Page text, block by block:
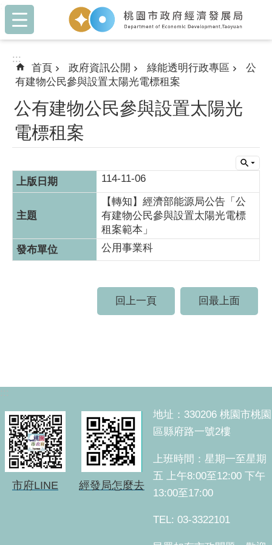
跳到主要內容區塊
:::
:::
首頁 政府資訊公開 綠能透明行政專區
公
有建物公民參與設置太陽光電標租案
公有建物公民參與設置太陽光
電標租案
114-11-06
【轉知】經濟部能源局公告「公
有建物公民參與設置太陽光電標
租案範本」
公用事業科
回上一頁 回最上面
:::
市府LINE 經發局怎麼去
地址：330206 桃園市桃園
區縣府路一號2樓
上班時間：星期一至星期
五 上午8:00至12:00 下午
13:00至17:00
TEL: 03-3322101